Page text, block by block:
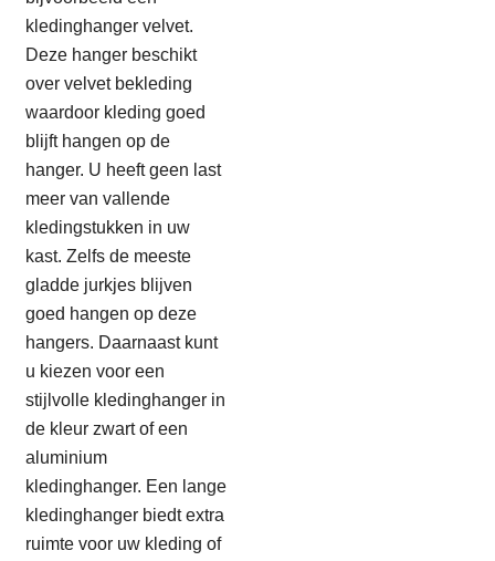
kledinghanger velvet.
Deze hanger beschikt
over velvet bekleding
waardoor kleding goed
blijft hangen op de
hanger. U heeft geen last
meer van vallende
kledingstukken in uw
kast. Zelfs de meeste
gladde jurkjes blijven
goed hangen op deze
hangers. Daarnaast kunt
u kiezen voor een
stijlvolle kledinghanger in
de kleur zwart of een
aluminium
kledinghanger. Een lange
kledinghanger biedt extra
ruimte voor uw kleding of